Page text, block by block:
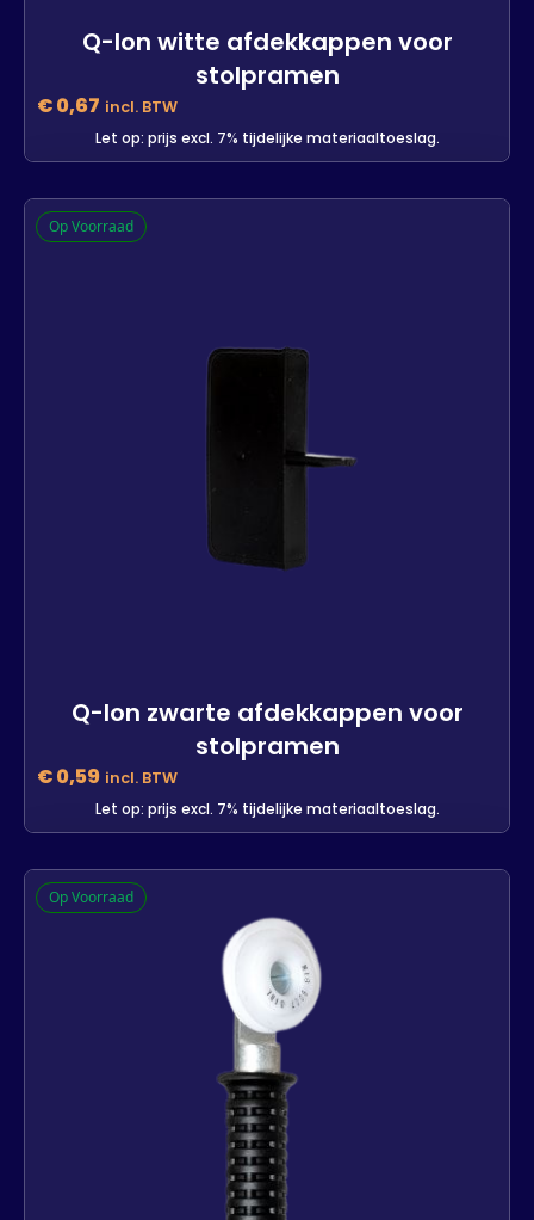
Q-lon witte afdekkappen voor
stolpramen
€0,67 incl. BTW
Let op: prijs excl. 7% tijdelijke materiaaltoeslag.
Q-lon witte afdekkappen voor
Op Voorraad
Q-lon zwarte afdekkappen voor
stolpramen
€0,59 incl. BTW
Let op: prijs excl. 7% tijdelijke materiaaltoeslag.
Q-lon zwarte afdekkappen voor
1885 op voorraad
Op Voorraad